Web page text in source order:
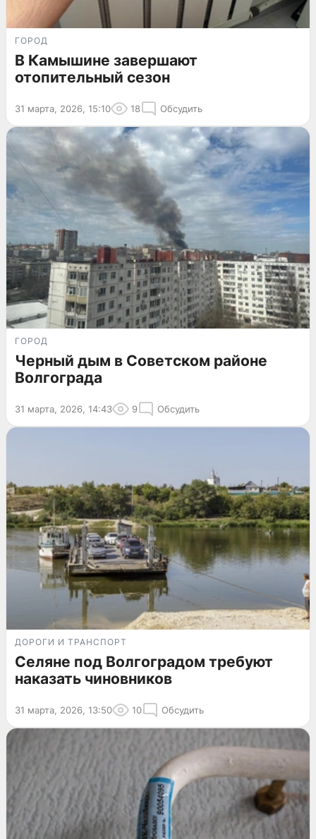
ГОРОД
В Камышине завершают
отопительный сезон
31 марта, 2026, 15:10 18 Обсудить
ГОРОД
Черный дым в Советском районе
Волгограда
31 марта, 2026, 14:43 9 Обсудить
ДОРОГИ И ТРАНСПОРТ
Селяне под Волгоградом требуют
наказать чиновников
31 марта, 2026, 13:50 10 Обсудить